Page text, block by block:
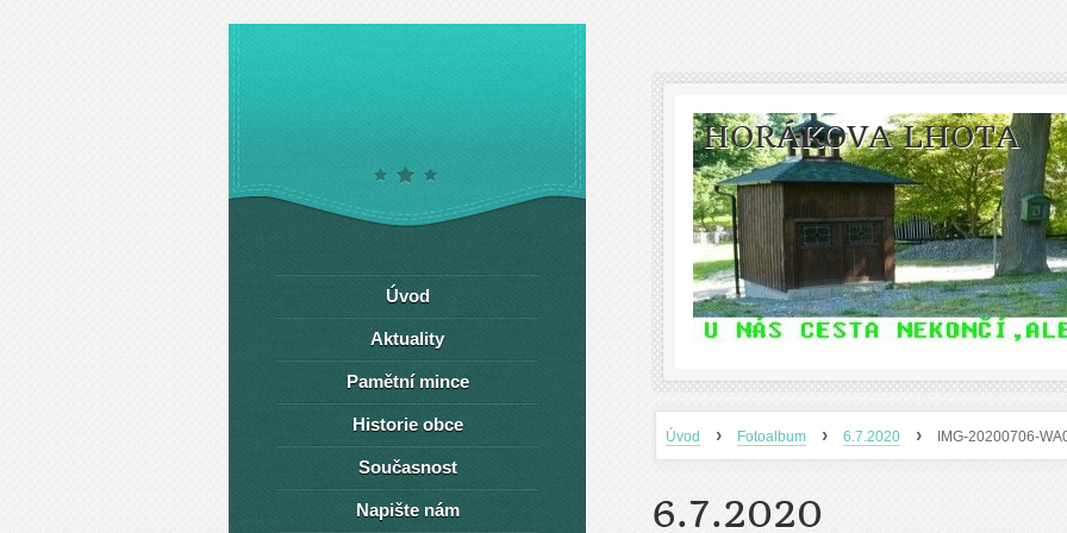
HORÁKOVA LHOTA
Úvod › Fotoalbum › 6.7.2020 › IMG-20200706-
6.7.2020
Úvod
Aktuality
Pamětní mince
Historie obce
Současnost
Napište nám